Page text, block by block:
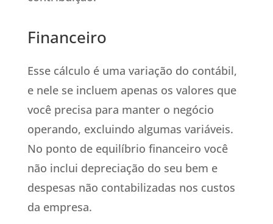
Financeiro
Esse cálculo é uma variação do contábil,
e nele se incluem apenas os valores que
você precisa para manter o negócio
operando, excluindo algumas variáveis.
No ponto de equilíbrio financeiro você
não inclui depreciação do seu bem e
despesas não contabilizadas nos custos
da empresa.